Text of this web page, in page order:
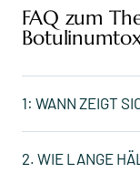
FAQ zum
1: WANN ZEIGT
2. WIE LANGE